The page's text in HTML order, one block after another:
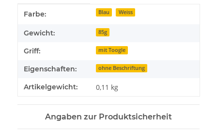
Produkteigenschaft
Wert
Farbe: Blau Weiss
Gewicht: 85g
Griff: mit Toogle
Eigenschaften: ohne Beschriftung
Artikelgewicht: 0,11 kg
Angaben zur Produktsicherheit